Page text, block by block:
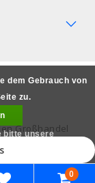
Großhandel
0
dem Gebrauch von
zu.
bitte unsere